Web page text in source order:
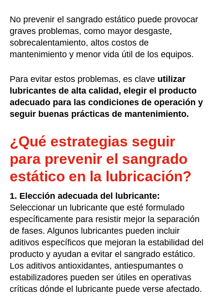
No prevenir el sangrado estático puede provocar
graves problemas, como mayor desgaste,
sobrecalentamiento, altos costos de
mantenimiento y menor vida útil de los equipos.
Para evitar estos problemas, es clave utilizar
lubricantes de alta calidad, elegir el producto
adecuado para las condiciones de operación y
seguir buenas prácticas de mantenimiento.
¿Qué estrategias seguir
para prevenir el sangrado
estático en la lubricación?
1. Elección adecuada del lubricante:
Seleccionar un lubricante que esté formulado
específicamente para resistir mejor la separación
de fases. Algunos lubricantes pueden incluir
aditivos específicos que mejoran la estabilidad del
producto y ayudan a evitar el sangrado estático.
Los aditivos antioxidantes, antiespumantes o
estabilizadores pueden ser útiles en operativas
críticas dónde el lubricante puede verse afectado.